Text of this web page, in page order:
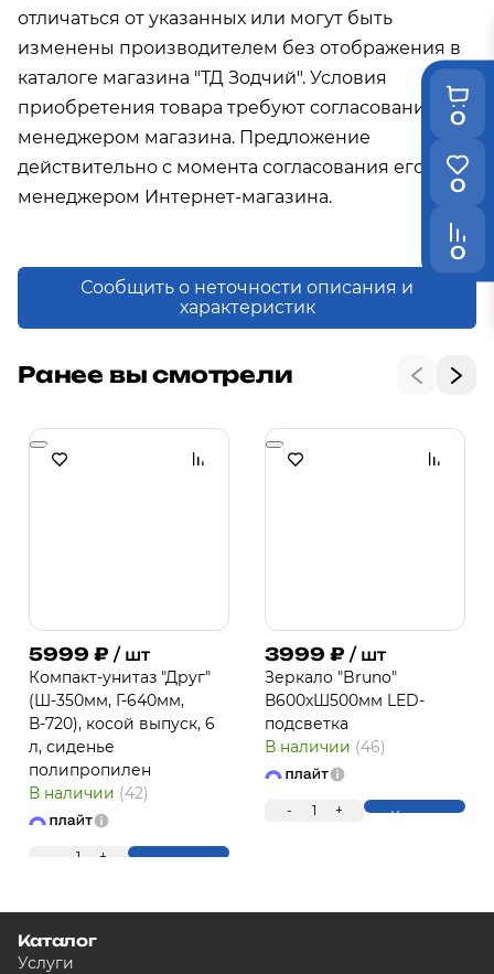
0
0
0
отличаться от указанных или могут быть
изменены производителем без отображения в
каталоге магазина "ТД Зодчий". Условия
приобретения товара требуют согласования с
менеджером магазина. Предложение
действительно с момента согласования его с
менеджером Интернет-магазина.
Сообщить о неточности описания и
характеристик
Ранее вы смотрели
5999 ₽ / шт
Компакт-унитаз "Друг"
(Ш-350мм, Г-640мм,
В-720), косой выпуск, 6
л, сиденье
полипропилен
В наличии (42)
1 + Купить
3999 ₽ / шт
Зеркало "Bruno"
В600хШ500мм LED-
подсветка
В наличии (46)
- 1 + Купить
Каталог
Услуги